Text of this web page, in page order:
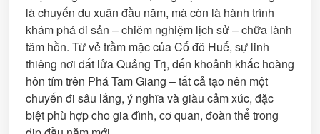
là chuyến du xuân đầu năm, mà còn là hành trình
khám phá di sản – chiêm nghiệm lịch sử – chữa lành
tâm hồn. Từ vẻ trầm mặc của Cố đô Huế, sự linh
thiêng nơi đất lửa Quảng Trị, đến khoảnh khắc hoàng
hôn tím trên Phá Tam Giang – tất cả tạo nên một
chuyến đi sâu lắng, ý nghĩa và giàu cảm xúc, đặc
biệt phù hợp cho gia đình, cơ quan, đoàn thể trong